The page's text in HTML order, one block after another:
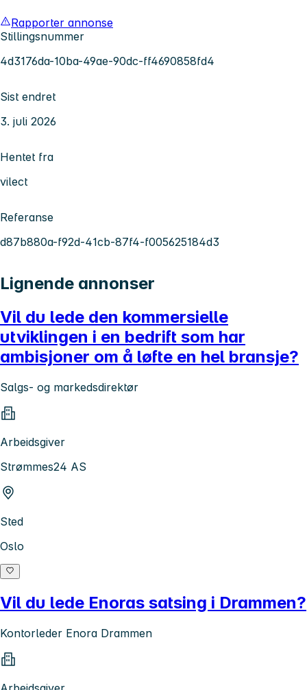
Rapporter annonse
Stillingsnummer
4d3176da-10ba-49ae-90dc-ff4690858fd4
Sist endret
3. juli 2026
Hentet fra
vilect
Referanse
d87b880a-f92d-41cb-87f4-f005625184d3
Lignende annonser
Vil du lede den kommersielle
utviklingen i en bedrift som har
ambisjoner om å løfte en hel bransje?
Salgs- og markedsdirektør
Arbeidsgiver
Strømmes24 AS
Sted
Oslo
Vil du lede Enoras satsing i Drammen?
Kontorleder Enora Drammen